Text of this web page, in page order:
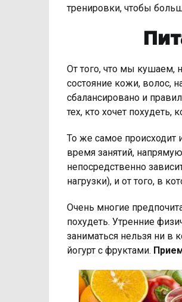
тренировки, чтобы
От того, что мы кушаем,
состояние кожи, волос,
сбалансировано и
тех, кто хочет
То же самое происходит
время занятий,
непосредственно
нагрузки), и от того, в
Очень многие
похудеть. Утренние
заниматься нельзя ни в
йогурт с фруктами.